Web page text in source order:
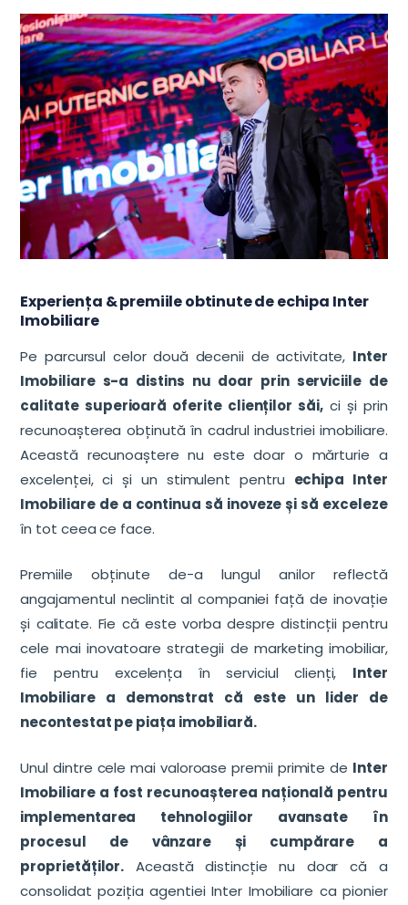
Experiența & premiile obtinute de echipa Inter
Imobiliare
Pe parcursul celor două decenii de activitate, Inter
Imobiliare s-a distins nu doar prin serviciile de
calitate superioară oferite clienților săi,ci și prin
recunoașterea obținută în cadrul industriei imobiliare.
Această recunoaștere nu este doar o mărturie a
excelenței, ci și un stimulent pentru echipa Inter
Imobiliare de a continua să inoveze și să exceleze
în tot ceea ce face.
Premiile obținute de-a lungul anilor reflectă
angajamentul neclintit al companiei față de inovație
și calitate. Fie că este vorba despre distincții pentru
cele mai inovatoare strategii de marketing imobiliar,
fie pentru excelența în serviciul clienți, Inter
Imobiliare a demonstrat că este un lider de
necontestat pe piața imobiliară.
Unul dintre cele mai valoroase premii primite de Inter
Imobiliare a fost recunoașterea națională pentru
implementarea tehnologiilor avansate în
procesul de vânzare și cumpărare a
proprietăților. Această distincție nu doar că a
consolidat poziția agentiei Inter Imobiliare ca pionier